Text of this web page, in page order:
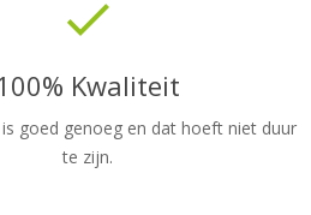
done
Kwaliteit
goed genoeg en dat hoeft niet duur
te zijn.